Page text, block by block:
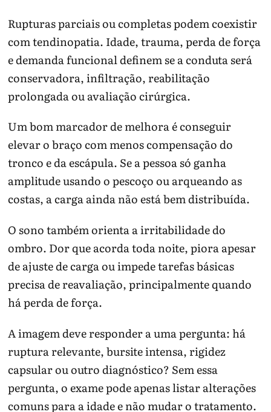
Rupturas parciais ou completas podem coexistir
com tendinopatia. Idade, trauma, perda de força
e demanda funcional definem se a conduta será
conservadora, infiltração, reabilitação
prolongada ou avaliação cirúrgica.
Um bom marcador de melhora é conseguir
elevar o braço com menos compensação do
tronco e da escápula. Se a pessoa só ganha
amplitude usando o pescoço ou arqueando as
costas, a carga ainda não está bem distribuída.
O sono também orienta a irritabilidade do
ombro. Dor que acorda toda noite, piora apesar
de ajuste de carga ou impede tarefas básicas
precisa de reavaliação, principalmente quando
há perda de força.
A imagem deve responder a uma pergunta: há
ruptura relevante, bursite intensa, rigidez
capsular ou outro diagnóstico? Sem essa
pergunta, o exame pode apenas listar alterações
comuns para a idade e não mudar o tratamento.